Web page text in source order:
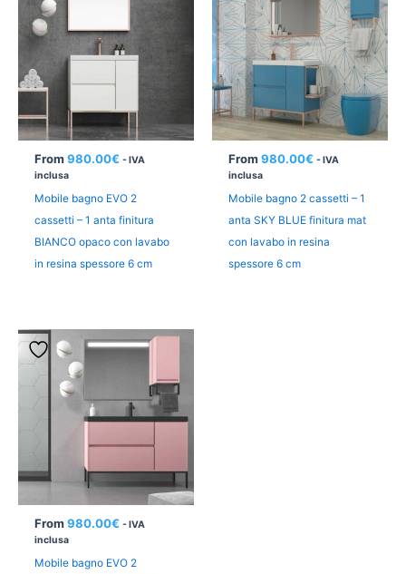
From 980.00€ - IVA
inclusa
Mobile bagno EVO 2
cassetti – 1 anta finitura
BIANCO opaco con lavabo
in resina spessore 6 cm
From 980.00€ - IVA
inclusa
Mobile bagno 2 cassetti – 1
anta SKY BLUE finitura mat
con lavabo in resina
spessore 6 cm
From 980.00€ - IVA
inclusa
Mobile bagno EVO 2